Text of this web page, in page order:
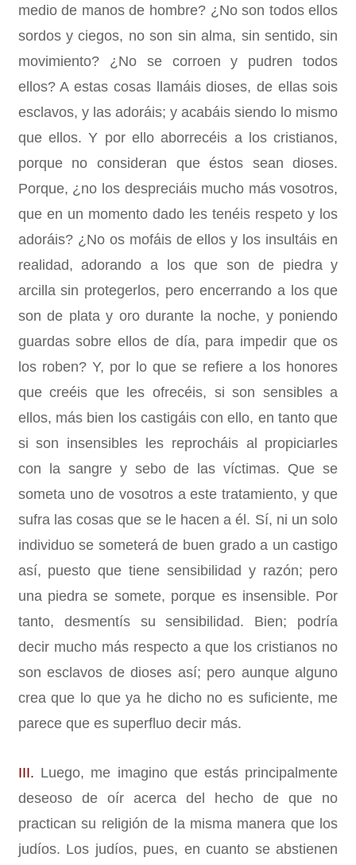
medio de manos de hombre? ¿No son todos ellos
sordos y ciegos, no son sin alma, sin sentido, sin
movimiento? ¿No se corroen y pudren todos
ellos? A estas cosas llamáis dioses, de ellas sois
esclavos, y las adoráis; y acabáis siendo lo mismo
que ellos. Y por ello aborrecéis a los cristianos,
porque no consideran que éstos sean dioses.
Porque, ¿no los despreciáis mucho más vosotros,
que en un momento dado les tenéis respeto y los
adoráis? ¿No os mofáis de ellos y los insultáis en
realidad, adorando a los que son de piedra y
arcilla sin protegerlos, pero encerrando a los que
son de plata y oro durante la noche, y poniendo
guardas sobre ellos de día, para impedir que os
los roben? Y, por lo que se refiere a los honores
que creéis que les ofrecéis, si son sensibles a
ellos, más bien los castigáis con ello, en tanto que
si son insensibles les reprocháis al propiciarles
con la sangre y sebo de las víctimas. Que se
someta uno de vosotros a este tratamiento, y que
sufra las cosas que se le hacen a él. Sí, ni un solo
individuo se someterá de buen grado a un castigo
así, puesto que tiene sensibilidad y razón; pero
una piedra se somete, porque es insensible. Por
tanto, desmentís su sensibilidad. Bien; podría
decir mucho más respecto a que los cristianos no
son esclavos de dioses así; pero aunque alguno
crea que lo que ya he dicho no es suficiente, me
parece que es superfluo decir más.
III. Luego, me imagino que estás principalmente
deseoso de oír acerca del hecho de que no
practican su religión de la misma manera que los
judíos. Los judíos, pues, en cuanto se abstienen